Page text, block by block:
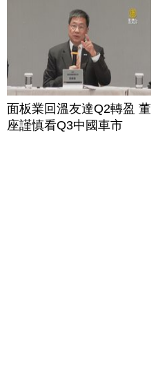
面板業回溫友達Q2轉盈 董
座謹慎看Q3中國車市